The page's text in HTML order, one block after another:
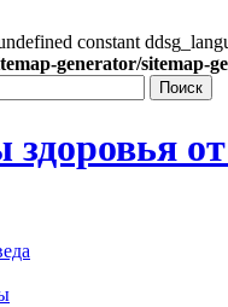
constant
generator/sitemap-
здоровья